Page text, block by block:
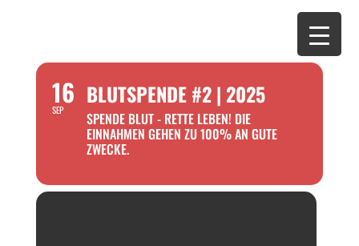
16
SEP
BLUTSPENDE #2 | 2025
SPENDE BLUT - RETTE LEBEN! DIE
EINNAHMEN GEHEN ZU 100% AN GUTE
ZWECKE.